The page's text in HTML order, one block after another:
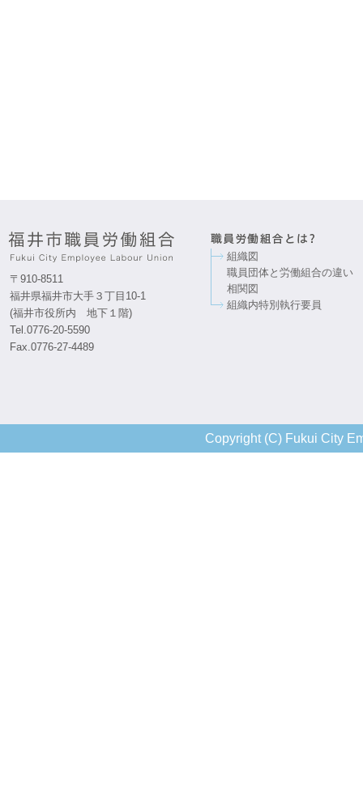
〒910-8511
福井県福井市大手３丁目10-1
(福井市役所内 地下１階)
Tel.0776-20-5590
Fax.0776-27-4489
組織図
職員団体と労働組合の違い
相関図
組織内特別執行要員
Copyright (C) Fukui City